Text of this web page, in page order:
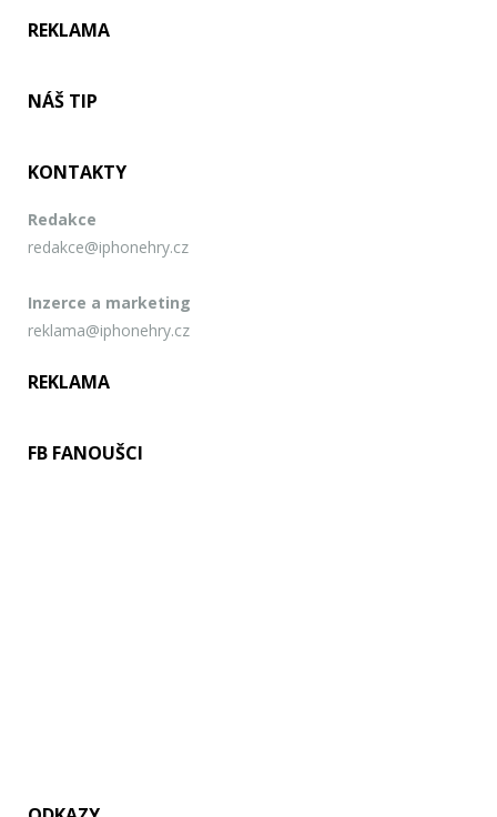
REKLAMA
NÁŠ TIP
KONTAKTY
Redakce
redakce@iphonehry.cz
Inzerce a marketing
reklama@iphonehry.cz
REKLAMA
FB FANOUŠCI